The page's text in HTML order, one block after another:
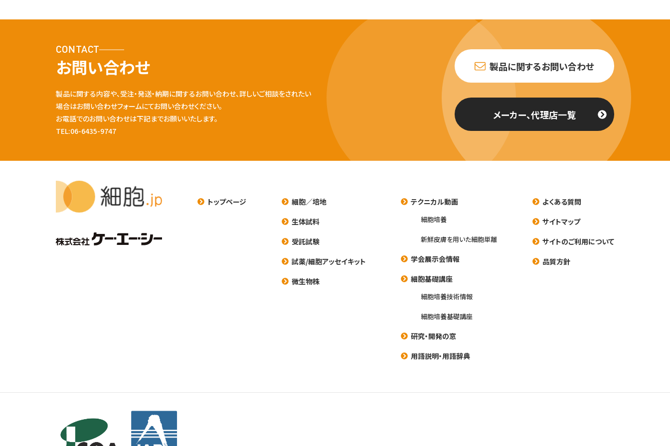
CONTACT
お問い合わせ
製品に関する内容や、受注・発送・納期に関するお問い合わせ、詳しいご相談をされたい
場合はお問い合わせフォームにてお問い合わせください。
お電話でのお問い合わせは下記までお願いいたします。
TEL:06-6435-9747
製品に関するお問い合わせ
メーカー、代理店一覧
トップページ
細胞／培地
生体試料
受託試験
試薬/細胞アッセイキット
微生物株
テクニカル動画
細胞培養
新鮮皮膚を用いた細胞単離
学会展示会情報
細胞基礎講座
細胞培養技術情報
細胞培養基礎講座
研究・開発の窓
用語説明・用語辞典
よくある質問
サイトマップ
サイトのご利用について
品質方針